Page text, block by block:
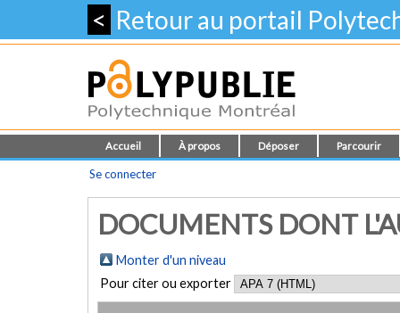
< Retour au portail
Accueil À propos Déposer Parcourir
Se connecter
DOCUMENTS DONT
Monter d'un niveau
Pour citer ou exporter